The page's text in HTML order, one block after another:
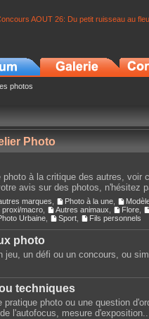
AOUT 26: Du petit ruisseau au
photos
Photo
à la critique des autres, voir
avis sur des photos, n'hésitez
marques Photo à la une
proxi/macro Autres animaux Flore
Urbaine Sport Fils personnels
photo
jeu, un défi ou un concours, ou
techniques
pratique photo ou une question
l'autofocus, mesure